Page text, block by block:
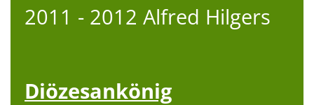
2011 - 2012 Alfred Hilgers
Diözesankönig